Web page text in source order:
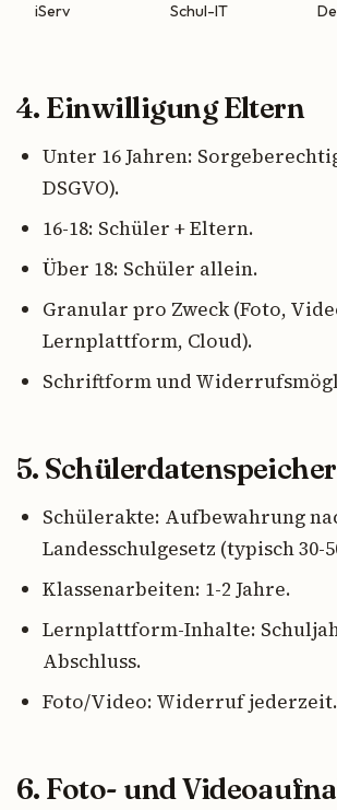
iServ Schul-IT
4. Einwilligung Eltern
Unter 16 Jahren:
DSGVO).
16-18: Schüler + Eltern.
Über 18: Schüler allein.
Granular pro Zweck (Foto,
Lernplattform, Cloud).
Schriftform und
5.
Schülerakte: Aufbewahrung
Landesschulgesetz (typisch 30-
Klassenarbeiten: 1-2 Jahre.
Lernplattform-Inhalte:
Abschluss.
Foto/Video: Widerruf jederzeit.
6. Foto- und